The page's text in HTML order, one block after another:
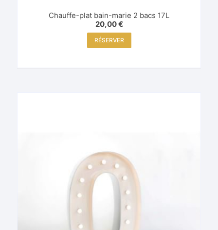
Chauffe-plat bain-marie 2 bacs 17L
20,00€
RÉSERVER